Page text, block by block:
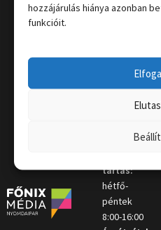
hozzájárulás hiánya azonban
funkcióit.
Telephely:
4031
Debrecen,
tartás:
hétfő-
péntek
8:00-16:00